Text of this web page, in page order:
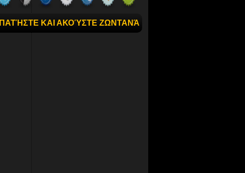
ΠΑΤΉΣΤΕ ΚΑΙ ΑΚΟΎΣΤΕ ΖΩΝΤΑΝΆ